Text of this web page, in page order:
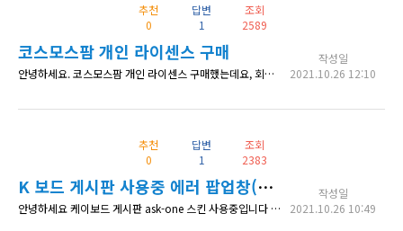
추천
0
답변
1
조회
2589
코스모스팜 개인 라이센스 구매
안녕하세요. 코스모스팜 개인 라이센스 구매했는데요, 회원관리 플러그인을 다운받을려고 하는데 다운로드 링크가 보이지 않습니다. 어디서 받는걸까요?
작성일
2021.10.26 12:10
추천
0
답변
1
조회
2383
K 보드 게시판 사용중 에러 팝업창(잘못된 URL) 문의
안녕하세요 케이보드 게시판 ask-one 스킨 사용중입니다 글쓰기를 하면 "잘못된 URL 주소입니다." 라는 에러 팝업 창이뜨는데요 글저장은 됩니다. 목록에서 해당글은 보이는데 저장하기 누를때 저 팝업창이 나와요 혹시 관련해서 답변을 주실수 있을까요? 감사합니다.
작성일
2021.10.26 10:49